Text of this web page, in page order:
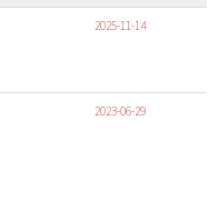
2025-11-14
2023-06-29